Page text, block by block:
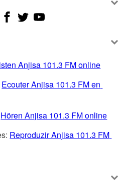
Anjisa 101.3 FM online
Ecouter Anjisa 101.3 FM en
Hören Anjisa 101.3 FM online
Reproduzir Anjisa 101.3 FM